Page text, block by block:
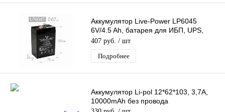
Аккумулятор Live-Power LP6045
6V/4.5 Ah, батарея для ИБП, UPS,
свинцово-кислотный (45*70*105mm)
407 руб. / шт
Подробнее
Аккумулятор Li-pol 12*62*103, 3,7A,
10000mAh без провода